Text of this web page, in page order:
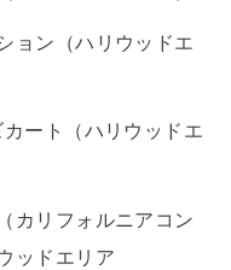
ョン（ハリウッドエ
ート（ハリウッドエ
カリフォルニアコン
ッドエリア